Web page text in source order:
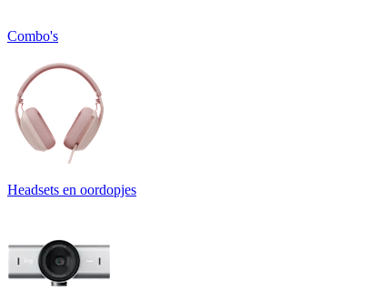
Combo's
Headsets en oordopjes